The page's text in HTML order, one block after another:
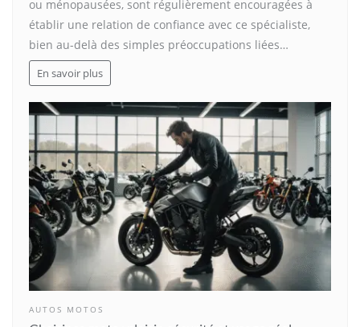
ou ménopausées, sont régulièrement encouragées à
établir une relation de confiance avec ce spécialiste,
bien au-delà des simples préoccupations liées…
En savoir plus
AUTOS MOTOS